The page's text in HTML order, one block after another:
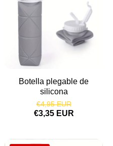
Botella plegable de
silicona
€4,95 EUR
€3,35 EUR